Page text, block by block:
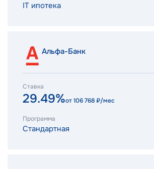
IT ипотека
Альфа-Банк
Ставка
29.49%от106 768₽/мес
Программа
Стандартная